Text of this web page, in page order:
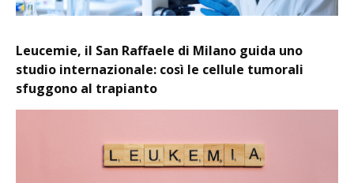
Leucemie, il San Raffaele di Milano guida uno
studio internazionale: così le cellule tumorali
sfuggono al trapianto